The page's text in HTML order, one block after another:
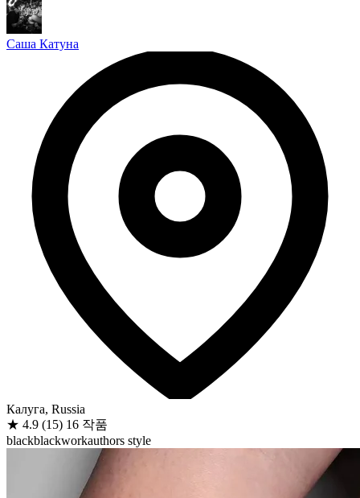
Саша Катуна
Калуга, Russia
★ 4.9 (15) 16 작품
blackblackworkauthors style